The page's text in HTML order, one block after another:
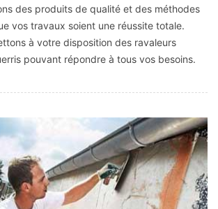
des produits de qualité et des méthodes
vos travaux soient une réussite totale.
à votre disposition des ravaleurs
pouvant répondre à tous vos besoins.